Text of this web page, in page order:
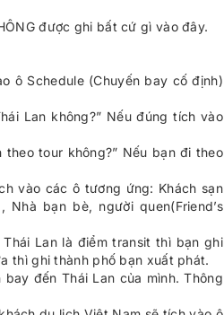
được ghi bất cứ gì vào đây.
ô Schedule (Chuyến bay cố định)
Lan không?” Nếu đúng tích vào
tour không?” Nếu bạn đi theo
vào các ô tương ứng: Khách sạn
Nhà bạn bè, người quen(Friend’s
Lan là điểm transit thì bạn ghi
thì ghi thành phố bạn xuất phát.
đến Thái Lan của mình. Thông